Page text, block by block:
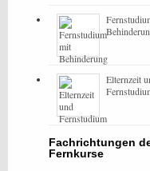
Elternzeit
Fachrichtungen
Fernkurse